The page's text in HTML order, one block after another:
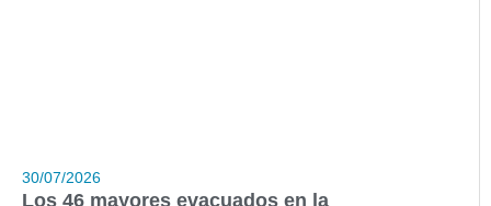
30/07/2026
Los 46 mayores evacuados en la